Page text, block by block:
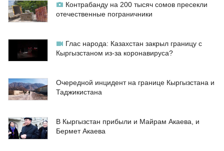
Контрабанду на 200 тысяч сомов пресекли
отечественные пограничники
Глас народа: Казахстан закрыл границу с
Кыргызстаном из-за коронавируса?
Очередной инцидент на границе Кыргызстана и
Таджикистана
В Кыргызстан прибыли и Майрам Акаева, и
Бермет Акаева